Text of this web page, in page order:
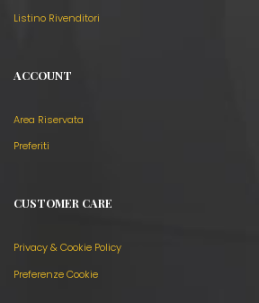
Listino Rivenditori
ACCOUNT
Area Riservata
Preferiti
CUSTOMER CARE
Privacy & Cookie Policy
Preferenze Cookie